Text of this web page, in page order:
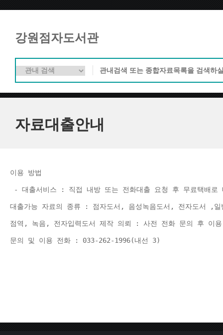
강원점자도서관
자료대출안내
이용 방법
- 대출서비스 : 직접 내방 또는 전화대출 요청 후 무료택배
대출가능 자료의 종류 : 점자도서, 음성녹음도서, 전자도서 ,
점역, 녹음, 전자입력도서 제작 의뢰 : 사전 전화 문의 후 이
문의 및 이용 전화 : 033-262-1996(내선 3)